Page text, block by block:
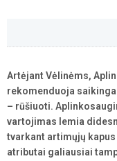
Artėjant Vėlinėms,
rekomenduoja
– rūšiuoti.
vartojimas lemia
tvarkant artimųjų
atributai galiausiai